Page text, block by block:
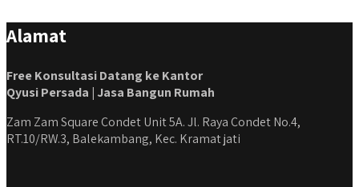
Alamat
Free Konsultasi Datang ke Kantor
Qyusi Persada | Jasa Bangun Rumah
Zam Zam Square Condet Unit 5A. Jl. Raya Condet No.4,
RT.10/RW.3, Balekambang, Kec. Kramat jati